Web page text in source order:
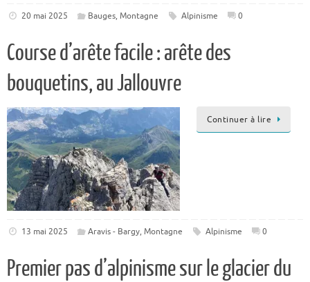
20 mai 2025 Bauges,Montagne Alpinisme 0
Course d’arête facile : arête des
bouquetins, au Jallouvre
Continuer à lire
13 mai 2025 Aravis - Bargy,Montagne Alpinisme 0
Premier pas d’alpinisme sur le glacier du